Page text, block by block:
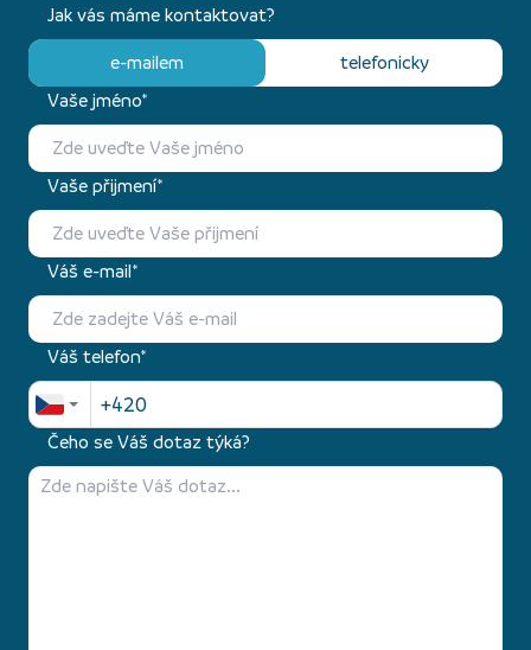
Jak vás máme kontaktovat?
e-mailem
telefonicky
Vaše jméno*
Vaše přijmení*
Váš e-mail*
Váš telefon*
Čeho se Váš dotaz týká?